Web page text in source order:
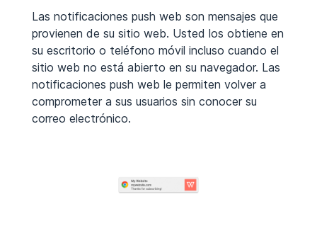
Las notificaciones push web son mensajes que
provienen de su sitio web. Usted los obtiene en
su escritorio o teléfono móvil incluso cuando el
sitio web no está abierto en su navegador. Las
notificaciones push web le permiten volver a
comprometer a sus usuarios sin conocer su
correo electrónico.